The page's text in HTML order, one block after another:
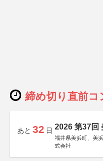
締め切り直前コ
あと 32 日 2026 第37回
福井県美浜町、美
式会社